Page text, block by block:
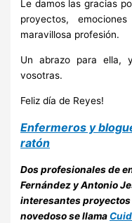
Le damos las gracias
proyectos,
maravillosa profesión.
Un abrazo para ella,
vosotras.
Feliz día de Reyes!
Enfermeros y
ratón
Dos profesionales de
Fernández y Antonio
interesantes proyectos
novedoso se llama